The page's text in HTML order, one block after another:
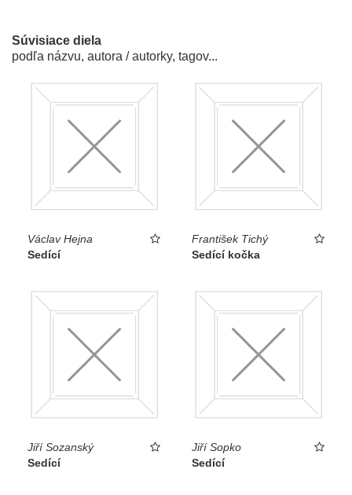
Súvisiace diela
podľa názvu, autora / autorky, tagov...
Václav Hejna
Sedící
František Tichý
Sedící kočka
Jiří Sozanský
Sedící
Jiří Sopko
Sedící